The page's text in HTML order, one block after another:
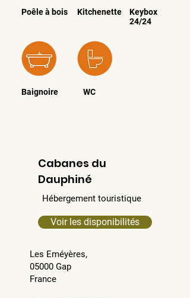
Poêle à bois Kitchenette
Keybox
24/24
Baignoire WC
Cabanes du
Dauphiné
Hébergement touristique
Voir les disponibilités
Les Eméyères,
05000 Gap
France